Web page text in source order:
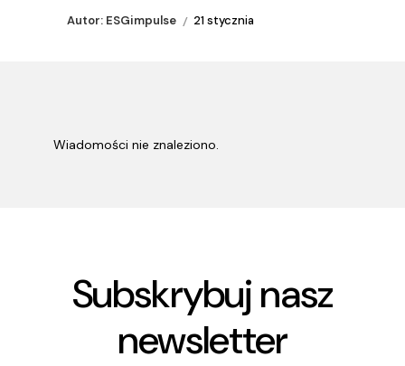
Autor: ESGimpulse 21 stycznia
Wiadomości nie znaleziono.
Subskrybuj nasz
newsletter